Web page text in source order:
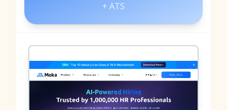
+ ATS